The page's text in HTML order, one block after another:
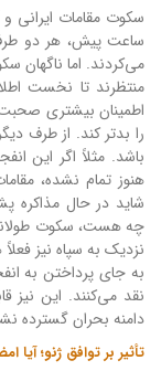
سکوت مقامات ایرانی
ساعت پیش، هر دو طرف
می‌کردند. اما ناگهان
منتظرند تا نخست
اطمینان بیشتری صحبت
را بدتر کند. از طرف
باشد. مثلاً اگر این
هنوز تمام نشده،
شاید در حال مذاکره
چه هست، سکوت
نزدیک به سپاه نیز
به جای پرداختن به
نقد می‌کنند. این نیز
دامنه بحران گسترده
تأثیر بر توافق ژنو؛